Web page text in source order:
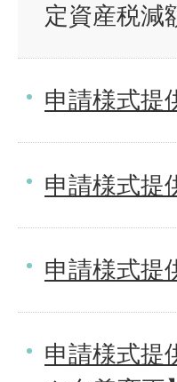
定資産税減
申請様式提
申請様式提
申請様式提
申請様式提